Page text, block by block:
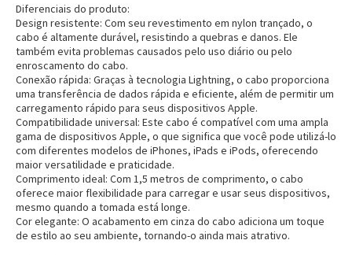
Diferenciais do produto:
Design resistente: Com seu revestimento em nylon trançado, o
cabo é altamente durável, resistindo a quebras e danos. Ele
também evita problemas causados pelo uso diário ou pelo
enroscamento do cabo.
Conexão rápida: Graças à tecnologia Lightning, o cabo proporciona
uma transferência de dados rápida e eficiente, além de permitir um
carregamento rápido para seus dispositivos Apple.
Compatibilidade universal: Este cabo é compatível com uma ampla
gama de dispositivos Apple, o que significa que você pode utilizá-lo
com diferentes modelos de iPhones, iPads e iPods, oferecendo
maior versatilidade e praticidade.
Comprimento ideal: Com 1,5 metros de comprimento, o cabo
oferece maior flexibilidade para carregar e usar seus dispositivos,
mesmo quando a tomada está longe.
Cor elegante: O acabamento em cinza do cabo adiciona um toque
de estilo ao seu ambiente, tornando-o ainda mais atrativo.